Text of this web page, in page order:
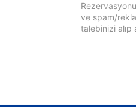
ve spam/
talebinizi alıp